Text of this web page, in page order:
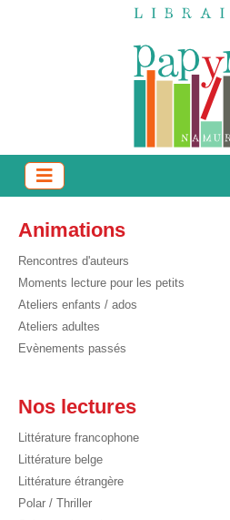
Animations
Rencontres d'auteurs
Moments lecture pour les petits
Ateliers enfants / ados
Ateliers adultes
Evènements passés
Nos lectures
Littérature francophone
Littérature belge
Littérature étrangère
Polar / Thriller